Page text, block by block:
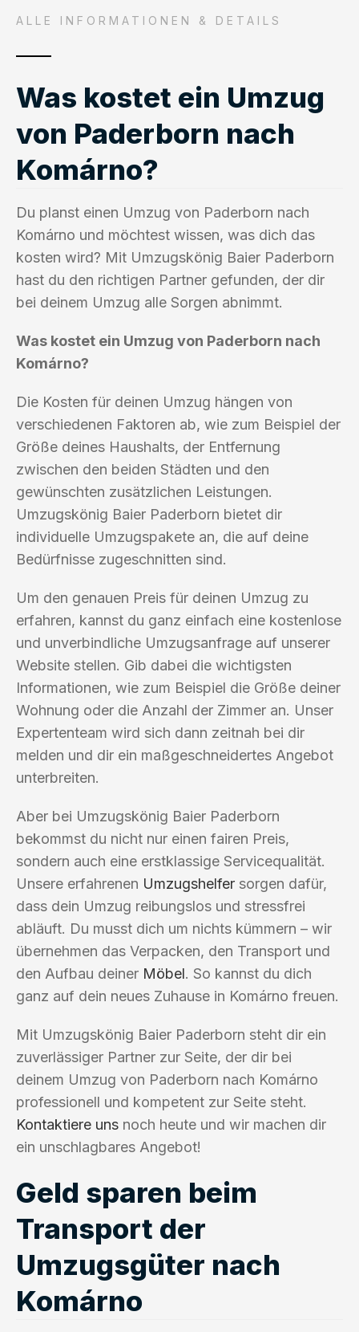
ALLE INFORMATIONEN & DETAILS
Was kostet ein Umzug
von Paderborn nach
Komárno?
Du planst einen Umzug von Paderborn nach
Komárno und möchtest wissen, was dich das
kosten wird? Mit Umzugskönig Baier Paderborn
hast du den richtigen Partner gefunden, der dir
bei deinem Umzug alle Sorgen abnimmt.
Was kostet ein Umzug von Paderborn nach
Komárno?
Die Kosten für deinen Umzug hängen von
verschiedenen Faktoren ab, wie zum Beispiel der
Größe deines Haushalts, der Entfernung
zwischen den beiden Städten und den
gewünschten zusätzlichen Leistungen.
Umzugskönig Baier Paderborn bietet dir
individuelle Umzugspakete an, die auf deine
Bedürfnisse zugeschnitten sind.
Um den genauen Preis für deinen Umzug zu
erfahren, kannst du ganz einfach eine kostenlose
und unverbindliche Umzugsanfrage auf unserer
Website stellen. Gib dabei die wichtigsten
Informationen, wie zum Beispiel die Größe deiner
Wohnung oder die Anzahl der Zimmer an. Unser
Expertenteam wird sich dann zeitnah bei dir
melden und dir ein maßgeschneidertes Angebot
unterbreiten.
Aber bei Umzugskönig Baier Paderborn
bekommst du nicht nur einen fairen Preis,
sondern auch eine erstklassige Servicequalität.
Unsere erfahrenen Umzugshelfer sorgen dafür,
dass dein Umzug reibungslos und stressfrei
abläuft. Du musst dich um nichts kümmern – wir
übernehmen das Verpacken, den Transport und
den Aufbau deiner Möbel. So kannst du dich
ganz auf dein neues Zuhause in Komárno freuen.
Mit Umzugskönig Baier Paderborn steht dir ein
zuverlässiger Partner zur Seite, der dir bei
deinem Umzug von Paderborn nach Komárno
professionell und kompetent zur Seite steht.
Kontaktiere uns noch heute und wir machen dir
ein unschlagbares Angebot!
Geld sparen beim
Transport der
Umzugsgüter nach
Komárno